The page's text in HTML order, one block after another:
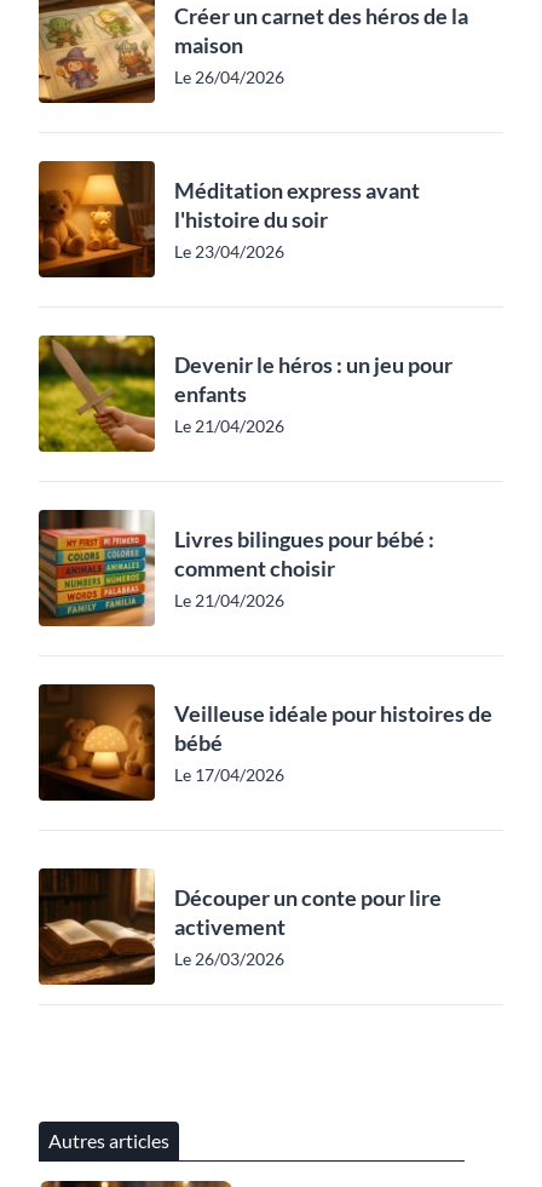
Créer un carnet des héros de la
maison
Le 26/04/2026
Méditation express avant
l'histoire du soir
Le 23/04/2026
Devenir le héros : un jeu pour
enfants
Le 21/04/2026
Livres bilingues pour bébé :
comment choisir
Le 21/04/2026
Veilleuse idéale pour histoires de
bébé
Le 17/04/2026
Découper un conte pour lire
activement
Le 26/03/2026
Autres articles